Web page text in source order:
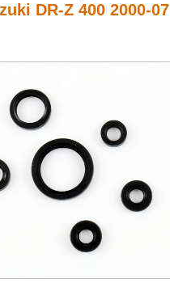
DR-Z 400 2000-07